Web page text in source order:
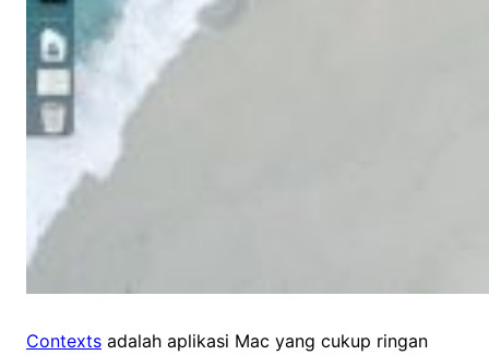
Contexts adalah aplikasi Mac yang cukup ringan